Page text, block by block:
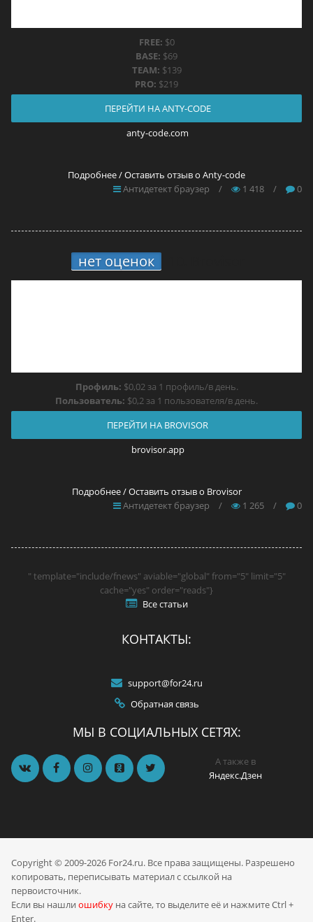
FREE: $0
BASE: $69
TEAM: $139
PRO: $219
ПЕРЕЙТИ НА ANTY-CODE
anty-code.com
Подробнее / Оставить отзыв о Anty-code
Антидетект браузер
/ 1 418 / 0
нет оценок
Профиль: $0,02 за 1 профиль/в день.
Пользователь: $0,2 за 1 пользователя/в день.
ПЕРЕЙТИ НА BROVISOR
brovisor.app
Подробнее / Оставить отзыв о Brovisor
Антидетект браузер
/ 1 265 / 0
" template="include/fnews" aviable="global" from="5" limit="5"
cache="yes" order="reads"}
Все статьи
КОНТАКТЫ:
support@for24.ru
Обратная связь
МЫ В СОЦИАЛЬНЫХ СЕТЯХ:
А также в
Яндекс.Дзен
Copyright © 2009-2026 For24.ru. Все права защищены. Разрешено
копировать, переписывать материал с ссылкой на
первоисточник.
Если вы нашли ошибкуна сайте, то выделите её и нажмите Ctrl +
Enter.